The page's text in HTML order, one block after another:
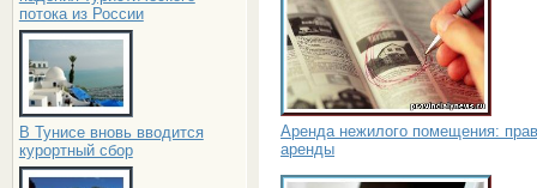
потока из России
В Тунисе вновь вводится
курортный сбор
Аренда нежилого помещения:
аренды